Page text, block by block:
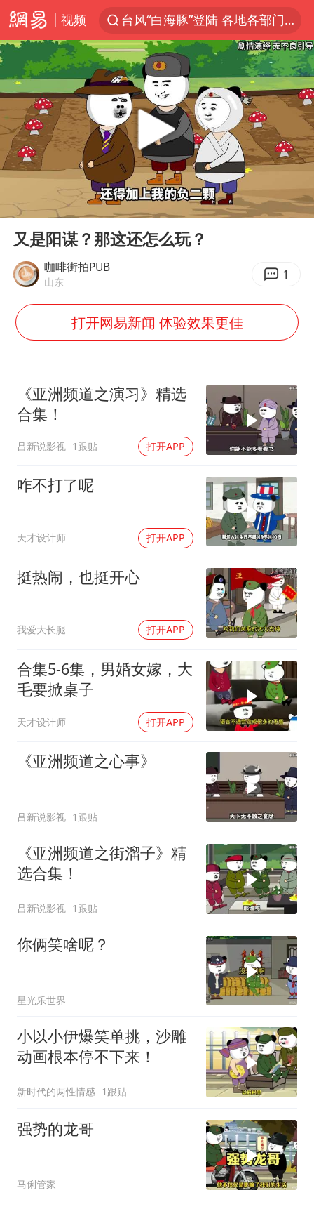
视频
台风“白海豚”登陆 各地各部门全力应对
天津发布暴雨橙色预警
大疆错失宇树：曾是宇树最大外部股东
路虎卫士110 HSE限时降价
上海鼓励居家办公
马云现身新疆巴音布鲁克草原
部分银行上调存款利率
周星驰妈妈现身香港首映礼
上海地铁4条线路全线停运
4.2平卫生间补漏注胶花1.55万
三预警齐发 11个省份有大到暴雨
“还不如不放假”
从科技创新看开局起步的时与势
Play
03:53
又是阳谋？那这还怎么玩？
咖啡街拍PUB
山东 1
打开网易新闻 体验效果更佳
《亚洲频道之演习》精选
合集！
吕新说影视 1跟贴 打开APP
咋不打了呢
天才设计师 打开APP
挺热闹，也挺开心
我爱大长腿 打开APP
合集5-6集，男婚女嫁，大
毛要掀桌子
天才设计师 打开APP
《亚洲频道之心事》
吕新说影视 1跟贴
《亚洲频道之街溜子》精
选合集！
吕新说影视 1跟贴
你俩笑啥呢？
星光乐世界
小以小伊爆笑单挑，沙雕
动画根本停不下来！
新时代的两性情感 1跟贴
强势的龙哥
马俐管家